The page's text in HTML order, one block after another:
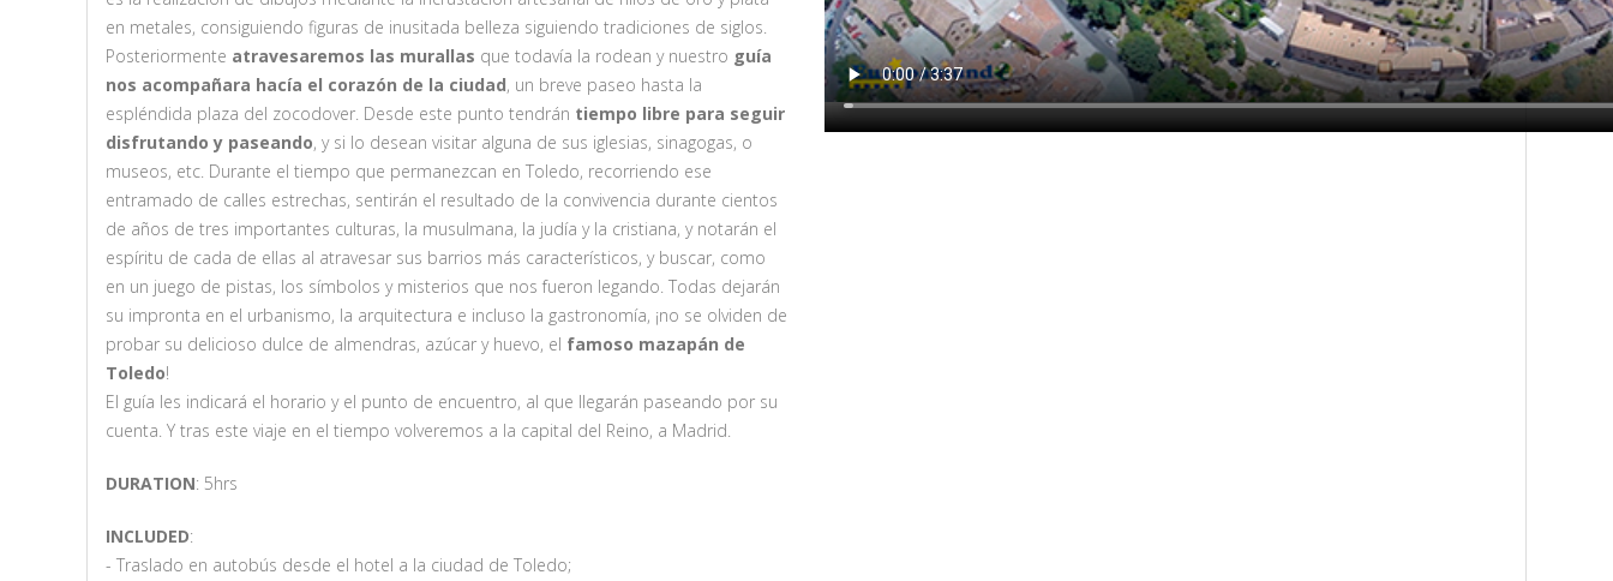
en metales, consiguiendo figuras de inusitada belleza siguiendo tradiciones de siglos.
Posteriormente atravesaremos las murallas que todavía la rodean y nuestro guía
nos acompañara hacía el corazón de la ciudad, un breve paseo hasta la
espléndida plaza del zocodover. Desde este punto tendrán tiempo libre para seguir
disfrutando y paseando, y si lo desean visitar alguna de sus iglesias, sinagogas, o
museos, etc. Durante el tiempo que permanezcan en Toledo, recorriendo ese
entramado de calles estrechas, sentirán el resultado de la convivencia durante cientos
de años de tres importantes culturas, la musulmana, la judía y la cristiana, y notarán el
espíritu de cada de ellas al atravesar sus barrios más característicos, y buscar, como
en un juego de pistas, los símbolos y misterios que nos fueron legando. Todas dejarán
su impronta en el urbanismo, la arquitectura e incluso la gastronomía, ¡no se olviden de
probar su delicioso dulce de almendras, azúcar y huevo, el famoso mazapán de
Toledo!
El guía les indicará el horario y el punto de encuentro, al que llegarán paseando por su
cuenta. Y tras este viaje en el tiempo volveremos a la capital del Reino, a Madrid.
DURATION: 5hrs
INCLUDED:
- Traslado en autobús desde el hotel a la ciudad de Toledo;